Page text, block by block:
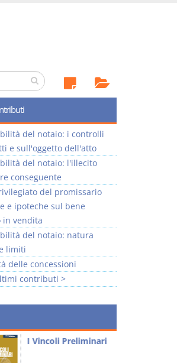
del notaio: i controlli
e sull'oggetto dell'atto
del notaio: l'illecito
conseguente
del promissario
e ipoteche sul bene
in vendita
del notaio: natura
limiti
delle concessioni
contributi >
I Vincoli Preliminari